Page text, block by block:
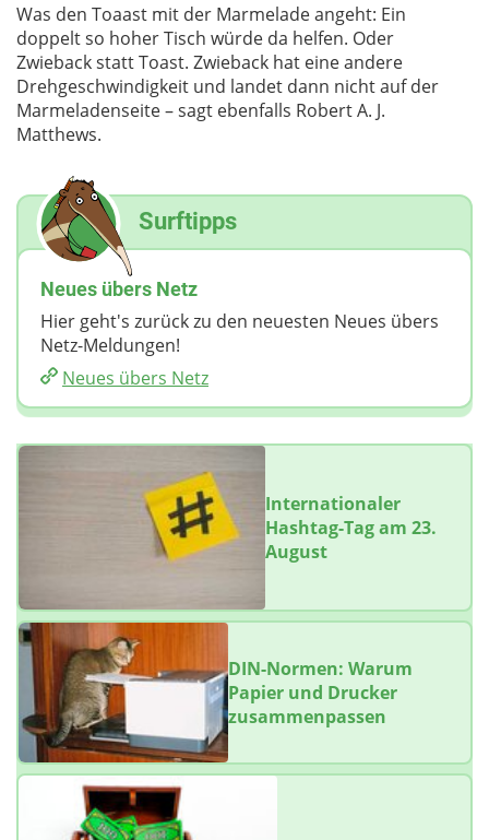
Was den Toaast mit der Marmelade angeht: Ein
doppelt so hoher Tisch würde da helfen. Oder
Zwieback statt Toast. Zwieback hat eine andere
Drehgeschwindigkeit und landet dann nicht auf der
Marmeladenseite – sagt ebenfalls Robert A. J.
Matthews.
Surftipps
Neues übers Netz
Hier geht's zurück zu den neuesten Neues übers
Netz-Meldungen!
Neues übers Netz
Internationaler
Hashtag-Tag am 23.
August
DIN-Normen: Warum
Papier und Drucker
zusammenpassen